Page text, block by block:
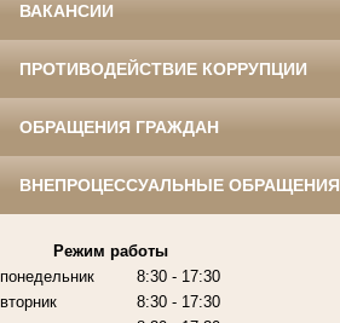
ВАКАНСИИ
ПРОТИВОДЕЙСТВИЕ КОРРУПЦИИ
ОБРАЩЕНИЯ ГРАЖДАН
ВНЕПРОЦЕССУАЛЬНЫЕ ОБРАЩЕНИЯ
Режим работы
понедельник
вторник
8:30 - 17:30
8:30 - 17:30